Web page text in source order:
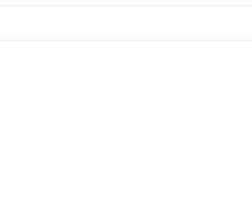
cual dejó su corazón
con aminas y respiradores,
todo a lo que se estaba